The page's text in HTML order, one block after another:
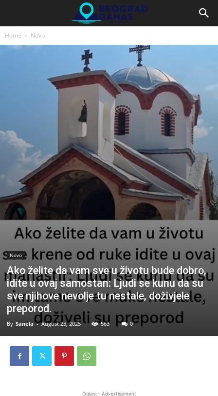
Home Novo
Novo
Ako želite da vam sve u životu bude dobro,
idite u ovaj samostan: Ljudi se kunu da su
sve njihove nevolje tu nestale, doživjele
preporod.
By Sanela - August 25, 2025 563 0
Oglasi - Advertisement